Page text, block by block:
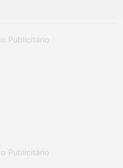
Publicitário
Publicitário